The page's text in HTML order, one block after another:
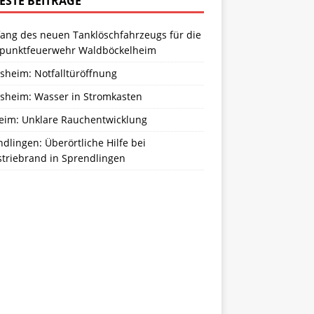
des neuen Tanklöschfahrzeugs für die
Waldböckelheim
Notfalltüröffnung
Wasser in Stromkasten
Unklare Rauchentwicklung
Überörtliche Hilfe bei
in Sprendlingen